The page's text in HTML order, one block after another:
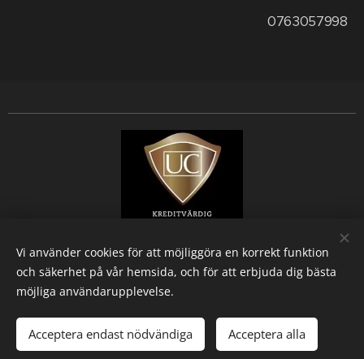
0763057998
1 Måleriteam STHLM AB, Vendelsömalmsvägen 201 136 66 VENDELSÖ,
+46763057998
Alla rättigheter förbehållna Cookies
Vi använder cookies för att möjliggöra en korrekt funktion
och säkerhet på vår hemsida, och för att erbjuda dig bästa
möjliga användarupplevelse.
Acceptera endast nödvändiga Acceptera alla